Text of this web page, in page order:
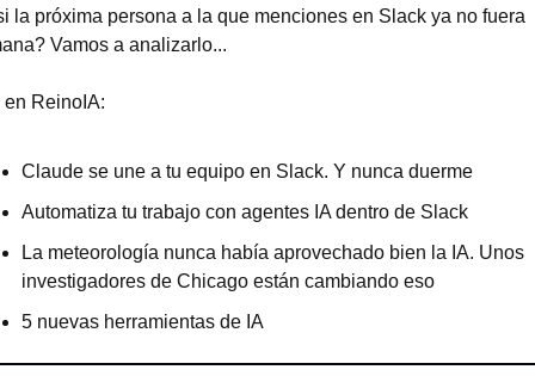
la próxima persona a la que menciones en Slack ya no fuera
Vamos a analizarlo...
en ReinoIA:
Claude se une a tu equipo en Slack. Y nunca duerme
Automatiza tu trabajo con agentes IA dentro de Slack
La meteorología nunca había aprovechado bien la IA. Unos
investigadores de Chicago están cambiando eso
5 nuevas herramientas de IA